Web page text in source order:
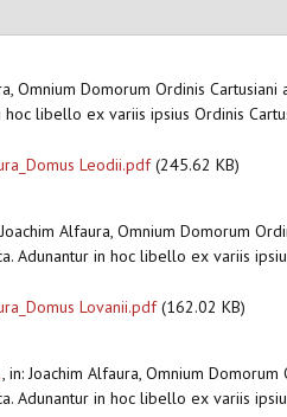
Omnium Domorum Ordinis
libello ex variis ipsius Ordinis
Leodii.pdf(245.62 KB)
Alfaura, Omnium Domorum
in hoc libello ex variis
Lovanii.pdf(162.02 KB)
, in: Joachim Alfaura, Omnium
in hoc libello ex variis